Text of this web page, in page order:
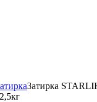
Затирка